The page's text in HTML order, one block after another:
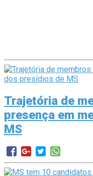
Trajetória de
presença em
MS